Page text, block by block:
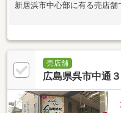
新居浜市中心部に有る売店舗
売店舗
広島県呉市中通